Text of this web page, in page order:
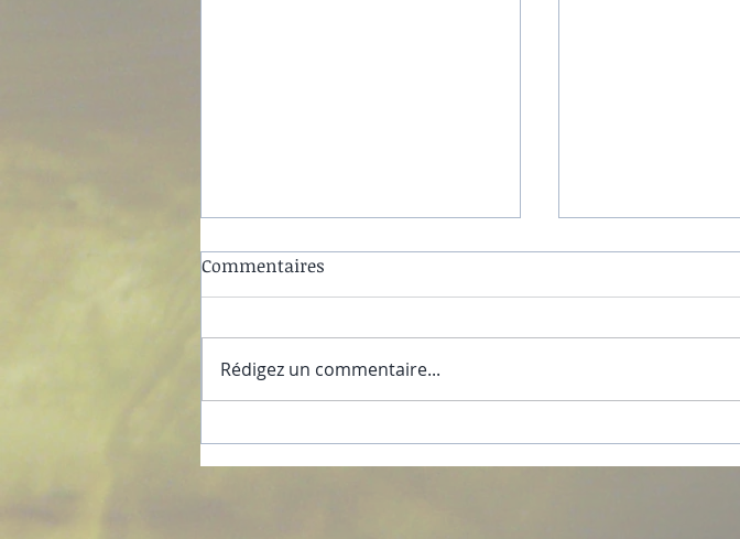
sorts, de malédictions et de
Envoûtement
Commentaires
Rédigez un commentaire...